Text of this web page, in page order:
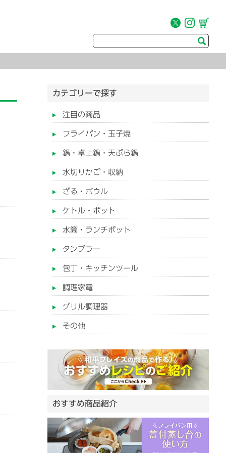
カテゴリーで探す
注目の商品
フライパン・玉子焼
鍋・卓上鍋・天ぷら鍋
水切りかご・収納
ざる・ボウル
ケトル・ポット
水筒・ランチポット
タンブラー
包丁・キッチンツール
調理家電
グリル調理器
その他
おすすめ商品紹介